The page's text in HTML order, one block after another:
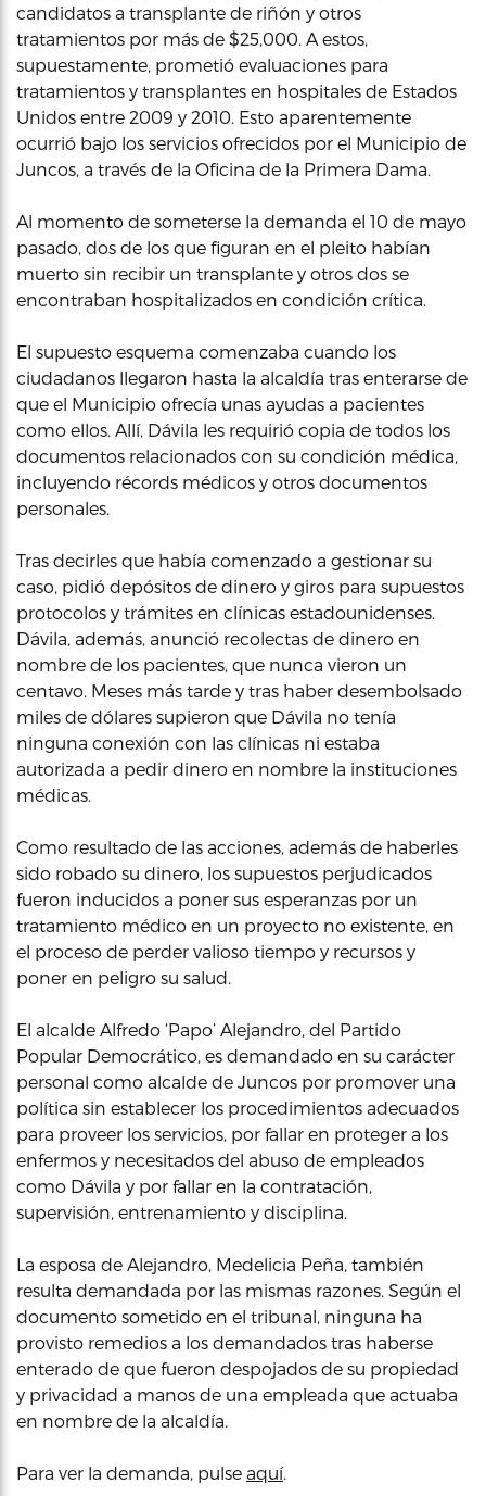
candidatos a transplante de riñón y otros
tratamientos por más de $25,000. A estos,
supuestamente, prometió evaluaciones para
tratamientos y transplantes en hospitales de Estados
Unidos entre 2009 y 2010. Esto aparentemente
ocurrió bajo los servicios ofrecidos por el Municipio de
Juncos, a través de la Oficina de la Primera Dama.
Al momento de someterse la demanda el 10 de mayo
pasado, dos de los que figuran en el pleito habían
muerto sin recibir un transplante y otros dos se
encontraban hospitalizados en condición crítica.
El supuesto esquema comenzaba cuando los
ciudadanos llegaron hasta la alcaldía tras enterarse de
que el Municipio ofrecía unas ayudas a pacientes
como ellos. Allí, Dávila les requirió copia de todos los
documentos relacionados con su condición médica,
incluyendo récords médicos y otros documentos
personales.
Tras decirles que había comenzado a gestionar su
caso, pidió depósitos de dinero y giros para supuestos
protocolos y trámites en clínicas estadounidenses.
Dávila, además, anunció recolectas de dinero en
nombre de los pacientes, que nunca vieron un
centavo. Meses más tarde y tras haber desembolsado
miles de dólares supieron que Dávila no tenía
ninguna conexión con las clínicas ni estaba
autorizada a pedir dinero en nombre la instituciones
médicas.
Como resultado de las acciones, además de haberles
sido robado su dinero, los supuestos perjudicados
fueron inducidos a poner sus esperanzas por un
tratamiento médico en un proyecto no existente, en
el proceso de perder valioso tiempo y recursos y
poner en peligro su salud.
El alcalde Alfredo ‘Papo’ Alejandro, del Partido
Popular Democrático, es demandado en su carácter
personal como alcalde de Juncos por promover una
política sin establecer los procedimientos adecuados
para proveer los servicios, por fallar en proteger a los
enfermos y necesitados del abuso de empleados
como Dávila y por fallar en la contratación,
supervisión, entrenamiento y disciplina.
La esposa de Alejandro, Medelicia Peña, también
resulta demandada por las mismas razones. Según el
documento sometido en el tribunal, ninguna ha
provisto remedios a los demandados tras haberse
enterado de que fueron despojados de su propiedad
y privacidad a manos de una empleada que actuaba
en nombre de la alcaldía.
Para ver la demanda, pulse aquí.